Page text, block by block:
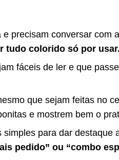
precisam conversar com
tudo colorido só por
fáceis de ler e que
que sejam feitas no
e mostrem bem o
simples para dar destaque
pedido” ou “combo